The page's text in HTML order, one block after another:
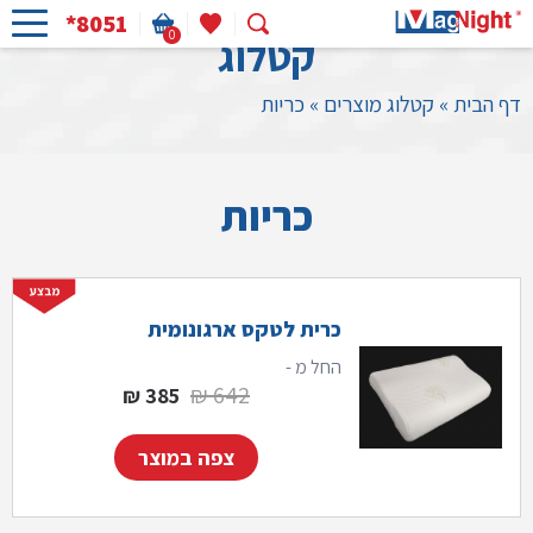
0
*8051
קטלוג
דף הבית » קטלוג מוצרים » כריות
כריות
כרית לטקס ארגונומית
החל מ -
642
₪ המחיר המקורי היה: 642 ₪.
385
₪
צפה במוצר